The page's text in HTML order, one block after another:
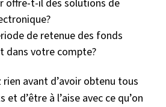
offre-t-il des solutions de
de retenue des fonds
dans votre compte?
rien avant d’avoir obtenu tous
d’être à l’aise avec ce qu’on